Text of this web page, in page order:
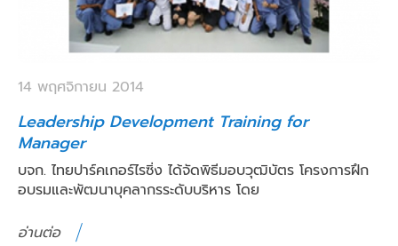
14 พฤศจิกายน 2014
Leadership Development Training for
Manager
บจก. ไทยปาร์คเกอร์ไรซิ่ง ได้จัดพิธีมอบวุฒิบัตร โครงการฝึก
อบรมและพัฒนาบุคลากรระดับบริหาร โดย
อ่านต่อ